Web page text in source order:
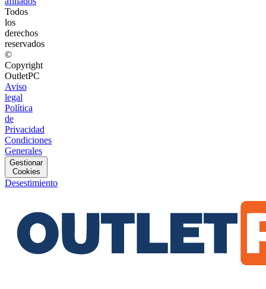
Todos
los
derechos
reservados
©
Copyright
OutletPC
Aviso
legal
Política
de
Privacidad
Condiciones
Generales
Gestionar
Cookies
Desestimiento